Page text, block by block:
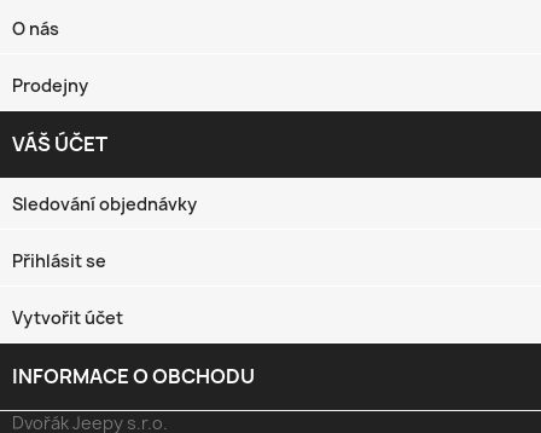
O nás
Prodejny
VÁŠ ÚČET
Sledování objednávky
Přihlásit se
Vytvořit účet
INFORMACE O OBCHODU
Dvořák Jeepy s.r.o.